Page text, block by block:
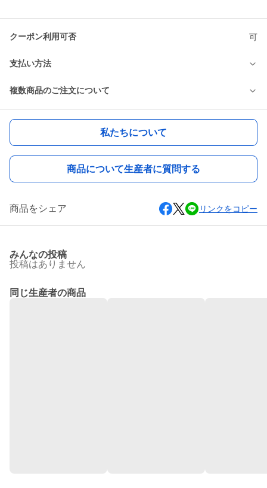
クーポン利用可否 可
支払い方法
複数商品のご注文について
私たちについて
商品について生産者に質問する
商品をシェア リンクをコピー
みんなの投稿
投稿はありません
同じ生産者の商品